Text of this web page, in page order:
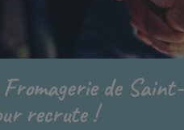
de Saint-
recrute !